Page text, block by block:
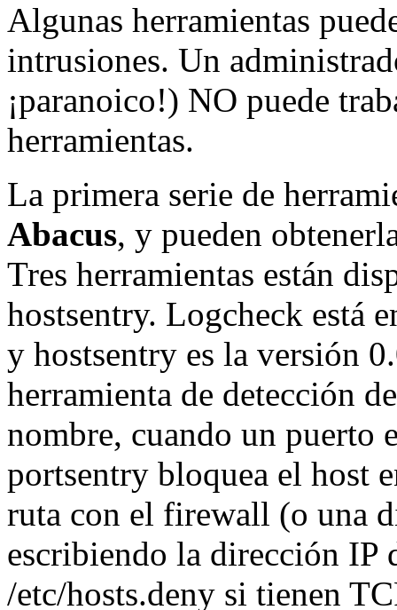
Algunas herramientas
intrusiones. Un
¡paranoico!) NO puede
herramientas.
La primera serie de
Abacus, y pueden
Tres herramientas están
hostsentry. Logcheck está
y hostsentry es la versión
herramienta de detección
nombre, cuando un puerto
portsentry bloquea el host
ruta con el firewall (o una
escribiendo la dirección IP
/etc/hosts.deny si tienen